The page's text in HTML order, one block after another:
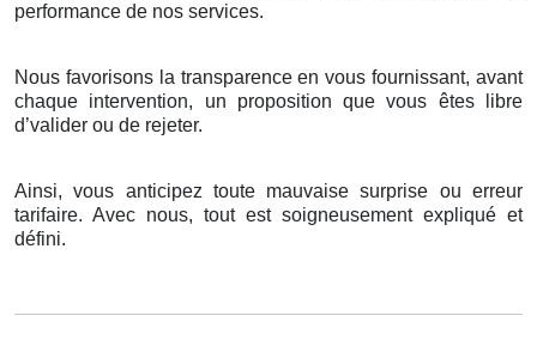
performance de nos services.
Nous favorisons la transparence en vous fournissant, avant
chaque intervention, un proposition que vous êtes libre
d’valider ou de rejeter.
Ainsi, vous anticipez toute mauvaise surprise ou erreur
tarifaire. Avec nous, tout est soigneusement expliqué et
défini.